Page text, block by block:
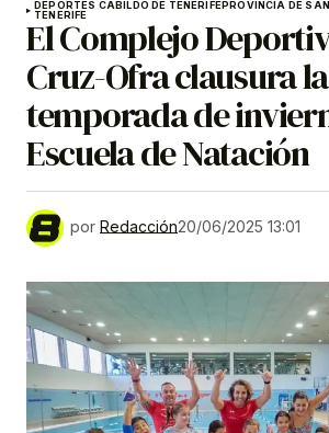
DEPORTES CABILDO DE TENERIFEPROVINCIA DE
TENERIFE
El Complejo
Cruz-Ofra clausura la
temporada de
Escuela de Natación
por Redacción20/06/2025 13:01